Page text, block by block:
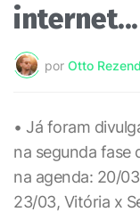
internet...
por Otto
• Já foram
na segunda fase
na agenda: 20/
23/03, Vitória x